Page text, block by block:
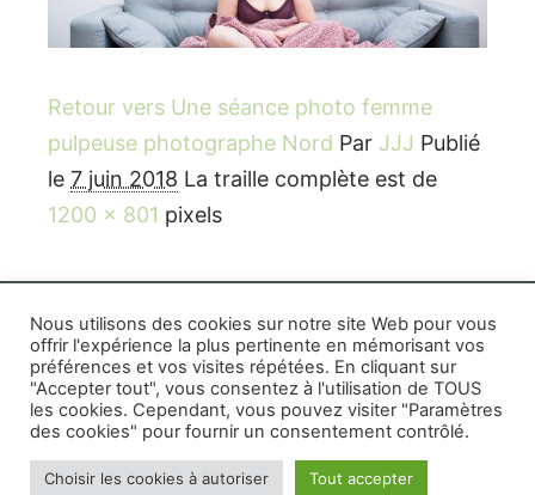
Retour vers Une séance photo femme
pulpeuse photographe Nord Par JJJ Publié
le 7 juin 2018 La traille complète est de
1200 × 801 pixels
Rife WordPress Theme|Photographe boudoir et
photo thérapeutique Montréal Lille Avignon
Photographe mariage et famille Montréal|
Photographe commercial Montréal
Mentions
Nous utilisons des cookies sur notre site Web pour vous
offrir l'expérience la plus pertinente en mémorisant vos
préférences et vos visites répétées. En cliquant sur
"Accepter tout", vous consentez à l'utilisation de TOUS
les cookies. Cependant, vous pouvez visiter "Paramètres
des cookies" pour fournir un consentement contrôlé.
Choisir les cookies à autoriser Tout accepter